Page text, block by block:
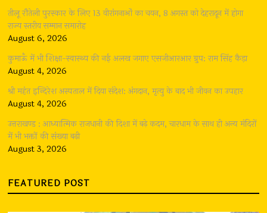
तीलू रौतेली पुरस्कार के लिए 13 वीरांगनाओं का चयन, 8 अगस्त को देहरादून में होगा
राज्य स्तरीय सम्मान समारोह
August 6, 2026
कुमाऊँ में भी शिक्षा-स्वास्थ्य की नई अलख जगाए एसजीआरआर ग्रुप: राम सिंह कैड़ा
August 4, 2026
श्री महंत इन्दिरेश अस्पताल में दिया संदेश: अंगदान, मृत्यु के बाद भी जीवन का उपहार
August 4, 2026
उत्तराखण्ड : आध्यात्मिक राजधानी की दिशा में बढ़े कदम, चारधाम के साथ ही अन्य मंदिरों
में भी भक्तों की संख्या बढ़ी
August 3, 2026
FEATURED POST